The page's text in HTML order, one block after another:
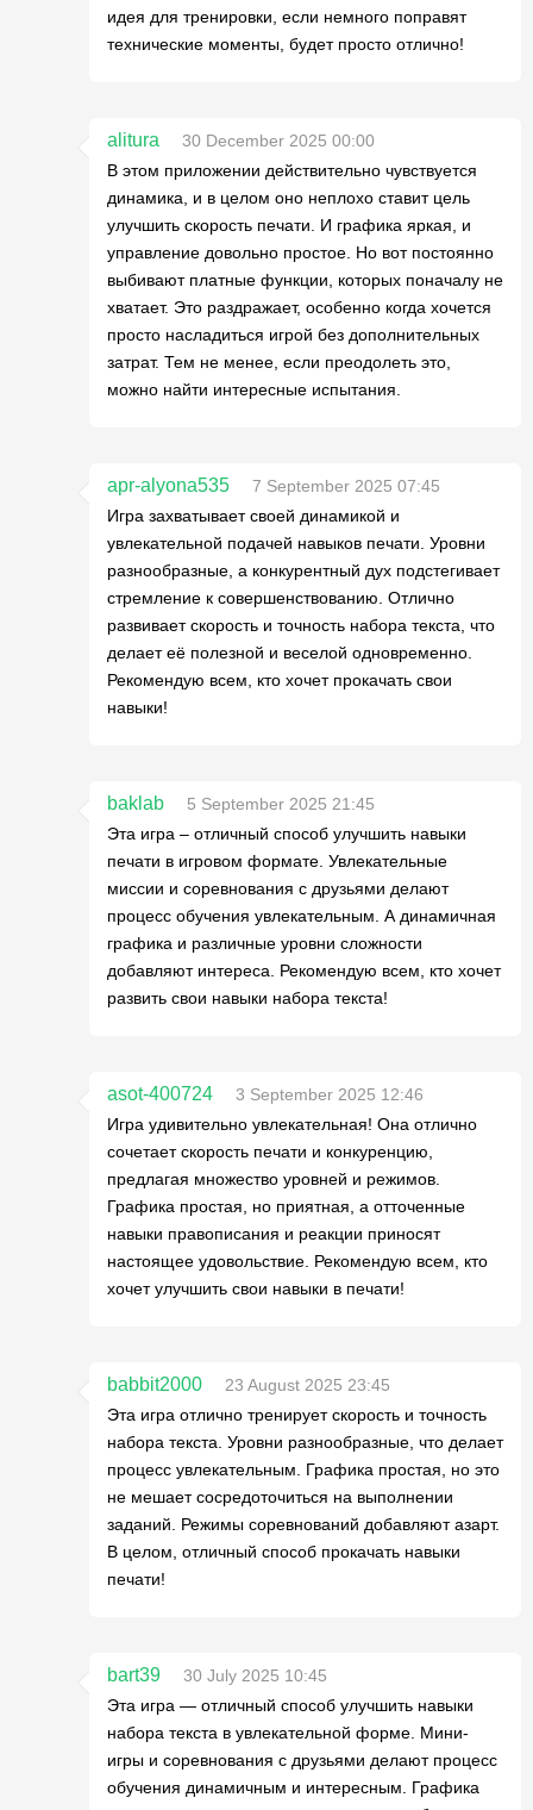
идея для тренировки, если немного поправят
технические моменты, будет просто отлично!
alitura
30 December 2025 00:00
В этом приложении действительно чувствуется
динамика, и в целом оно неплохо ставит цель
улучшить скорость печати. И графика яркая, и
управление довольно простое. Но вот постоянно
выбивают платные функции, которых поначалу не
хватает. Это раздражает, особенно когда хочется
просто насладиться игрой без дополнительных
затрат. Тем не менее, если преодолеть это,
можно найти интересные испытания.
apr-alyona535
7 September 2025 07:45
Игра захватывает своей динамикой и
увлекательной подачей навыков печати. Уровни
разнообразные, а конкурентный дух подстегивает
стремление к совершенствованию. Отлично
развивает скорость и точность набора текста, что
делает её полезной и веселой одновременно.
Рекомендую всем, кто хочет прокачать свои
навыки!
baklab
5 September 2025 21:45
Эта игра – отличный способ улучшить навыки
печати в игровом формате. Увлекательные
миссии и соревнования с друзьями делают
процесс обучения увлекательным. А динамичная
графика и различные уровни сложности
добавляют интереса. Рекомендую всем, кто хочет
развить свои навыки набора текста!
asot-400724
3 September 2025 12:46
Игра удивительно увлекательная! Она отлично
сочетает скорость печати и конкуренцию,
предлагая множество уровней и режимов.
Графика простая, но приятная, а отточенные
навыки правописания и реакции приносят
настоящее удовольствие. Рекомендую всем, кто
хочет улучшить свои навыки в печати!
babbit2000
23 August 2025 23:45
Эта игра отлично тренирует скорость и точность
набора текста. Уровни разнообразные, что делает
процесс увлекательным. Графика простая, но это
не мешает сосредоточиться на выполнении
заданий. Режимы соревнований добавляют азарт.
В целом, отличный способ прокачать навыки
печати!
bart39
30 July 2025 10:45
Эта игра — отличный способ улучшить навыки
набора текста в увлекательной форме. Мини-
игры и соревнования с друзьями делают процесс
обучения динамичным и интересным. Графика